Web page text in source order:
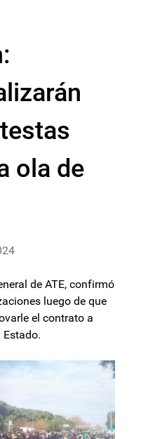
ola de
de ATE, confirmó
luego de que
el contrato a